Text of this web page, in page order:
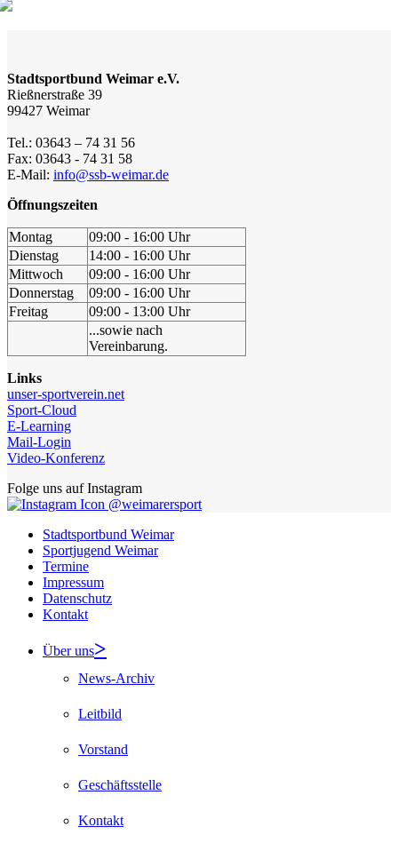
Stadtsportbund Weimar e.V.
Rießnerstraße 39
99427 Weimar
Tel.: 03643 – 74 31 56
Fax: 03643 - 74 31 58
E-Mail: info@ssb-weimar.de
Öffnungszeiten
Montag
09:00 - 16:00 Uhr
Dienstag
14:00 - 16:00 Uhr
Mittwoch
09:00 - 16:00 Uhr
Donnerstag
09:00 - 16:00 Uhr
Freitag
09:00 - 13:00 Uhr
...sowie nach
Vereinbarung.
Links
unser-sportverein.net
Sport-Cloud
E-Learning
Mail-Login
Video-Konferenz
Folge uns auf Instagram
@weimarersport
Stadtsportbund Weimar
Sportjugend Weimar
Termine
Impressum
Datenschutz
Kontakt
Über uns
News-Archiv
Leitbild
Vorstand
Geschäftsstelle
Kontakt